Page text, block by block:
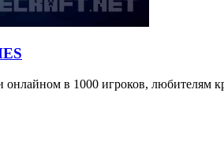
в 1000 игроков, любителям